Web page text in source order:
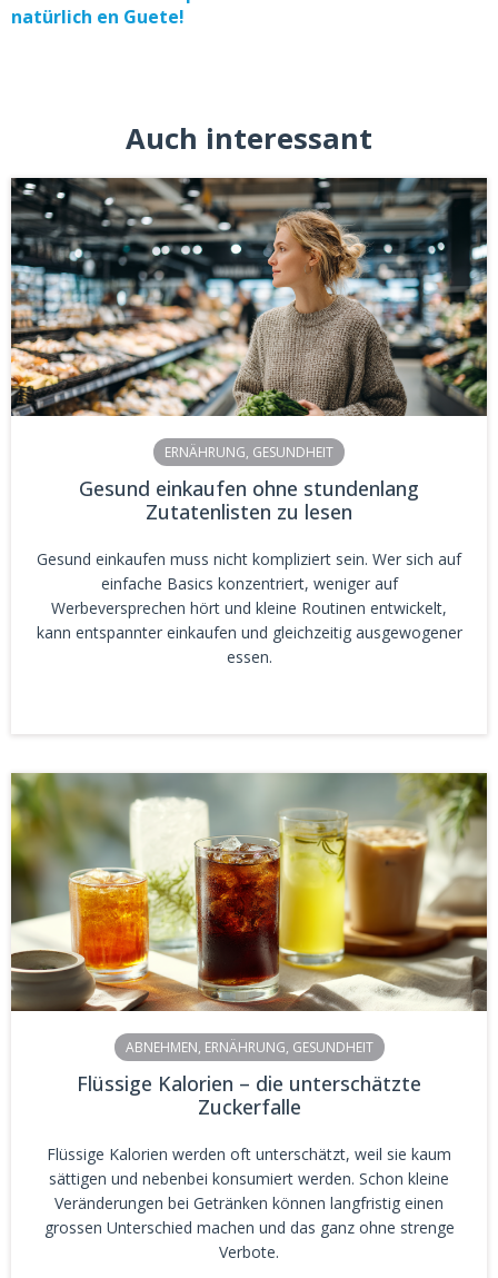
natürlich en Guete!
Auch interessant
ERNÄHRUNG, GESUNDHEIT
Gesund einkaufen ohne stundenlang
Zutatenlisten zu lesen
Gesund einkaufen muss nicht kompliziert sein. Wer sich auf
einfache Basics konzentriert, weniger auf
Werbeversprechen hört und kleine Routinen entwickelt,
kann entspannter einkaufen und gleichzeitig ausgewogener
essen.
ABNEHMEN, ERNÄHRUNG, GESUNDHEIT
Flüssige Kalorien – die unterschätzte
Zuckerfalle
Flüssige Kalorien werden oft unterschätzt, weil sie kaum
sättigen und nebenbei konsumiert werden. Schon kleine
Veränderungen bei Getränken können langfristig einen
grossen Unterschied machen und das ganz ohne strenge
Verbote.